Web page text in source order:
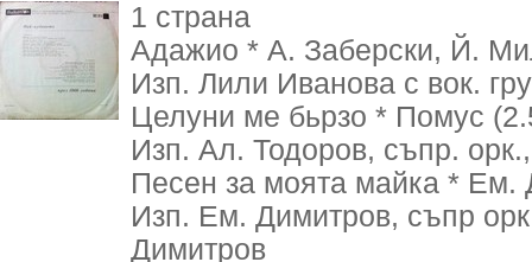
1 страна
Адажио * А. Заберски, Й.
Изп. Лили Иванова с вок.
Целуни ме бьрзо * Помус
Изп. Ал. Тодоров, съпр.
Песен за моята майка *
Изп. Ем. Димитров, съпр
Димитров